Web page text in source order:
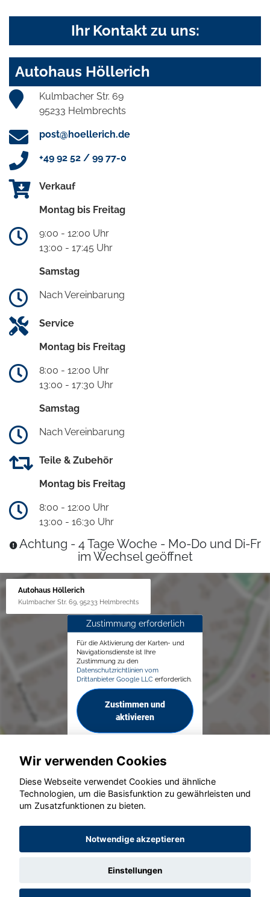
Ihr Kontakt zu uns:
Autohaus Höllerich
Kulmbacher Str. 69
95233 Helmbrechts
post@hoellerich.de
+49 92 52 / 99 77-0
Verkauf
Montag bis Freitag
9:00 - 12:00 Uhr
13:00 - 17:45 Uhr
Samstag
Nach Vereinbarung
Service
Montag bis Freitag
8:00 - 12:00 Uhr
13:00 - 17:30 Uhr
Samstag
Nach Vereinbarung
Teile & Zubehör
Montag bis Freitag
8:00 - 12:00 Uhr
13:00 - 16:30 Uhr
Achtung - 4 Tage Woche - Mo-Do und Di-Fr
im Wechsel geöffnet
Autohaus Höllerich
Kulmbacher Str. 69, 95233 Helmbrechts
Zustimmung erforderlich
Für die Aktivierung der Karten- und
Navigationsdienste ist Ihre
Zustimmung zu den
Datenschutzrichtlinien vom
Drittanbieter Google LLC erforderlich.
Zustimmen und
aktivieren
© konjunkturmotor.de GmbH 2020 - 2026
Wir verwenden Cookies
Diese Webseite verwendet Cookies und ähnliche
Technologien, um die Basisfunktion zu gewährleisten und
um Zusatzfunktionen zu bieten.
Notwendige akzeptieren
Einstellungen